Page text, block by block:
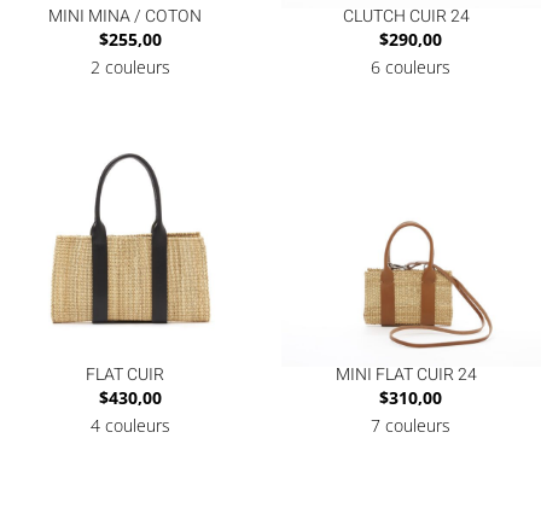
MINI MINA / COTON
$255,00
2 couleurs
CLUTCH CUIR 24
$290,00
6 couleurs
FLAT CUIR
$430,00
4 couleurs
MINI FLAT CUIR 24
$310,00
7 couleurs